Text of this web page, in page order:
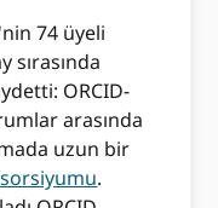
74 üyeli
sırasında
ORCID-
arasında
uzun bir
.